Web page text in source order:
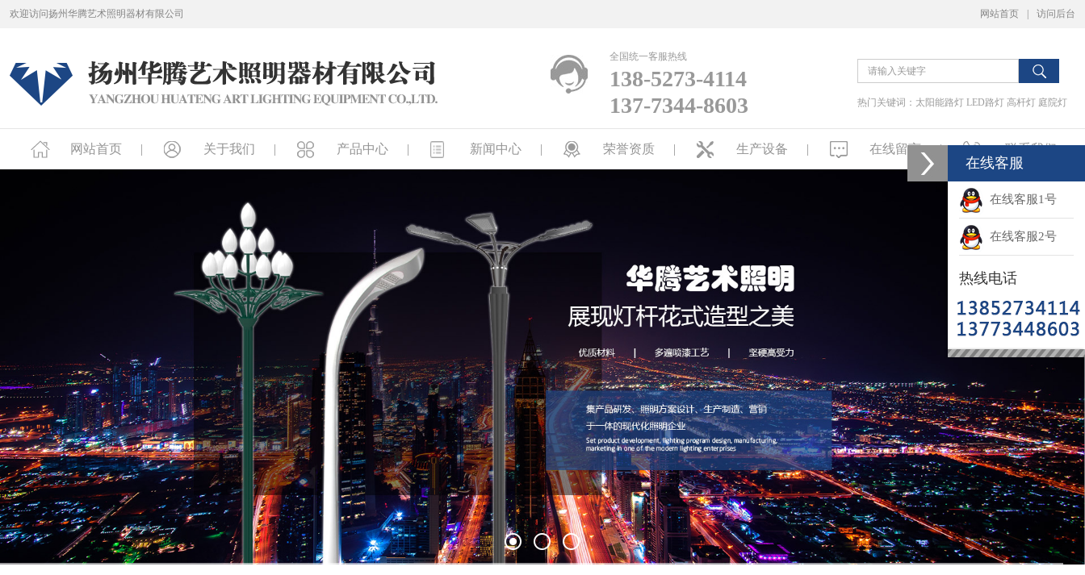
欢迎访问扬州华腾艺术照明器材有限公司 网站首页 访问后台
全国统一客服热线
138-5273-4114
137-7344-8603
热门关键词： 太阳能路灯 LED路灯 高杆灯 庭院灯
|
网站首页 |
关于我们
|
关于我们 |
产品中心
|
产品中心 | |
新闻中心 |
荣誉资质
|
荣誉资质 |
生产设备
|
生产设备 |
在线留言
|
在线留言 |
联系我们
联系我们
在线客服
在线客服1号
在线客服2号
热线电话